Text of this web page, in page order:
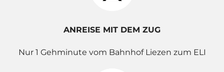
ANREISE MIT DEM ZUG
Nur 1 Gehminute vom Bahnhof Liezen zum ELI